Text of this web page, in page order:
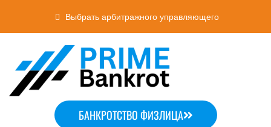
Выбрать арбитражного управляющего
БАНКРОТСТВО ФИЗЛИЦА